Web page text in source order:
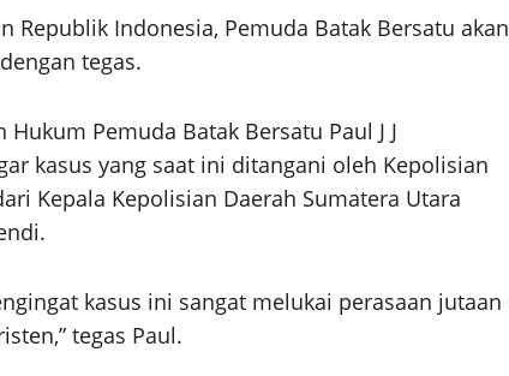
Republik Indonesia, Pemuda Batak Bersatu akan
tegas.
Pemuda Batak Bersatu Paul J J
kasus yang saat ini ditangani oleh Kepolisian
Kepala Kepolisian Daerah Sumatera Utara
kasus ini sangat melukai perasaan jutaan
tegas Paul.